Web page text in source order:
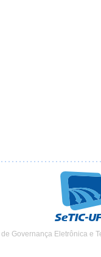
Governança Eletrônica e